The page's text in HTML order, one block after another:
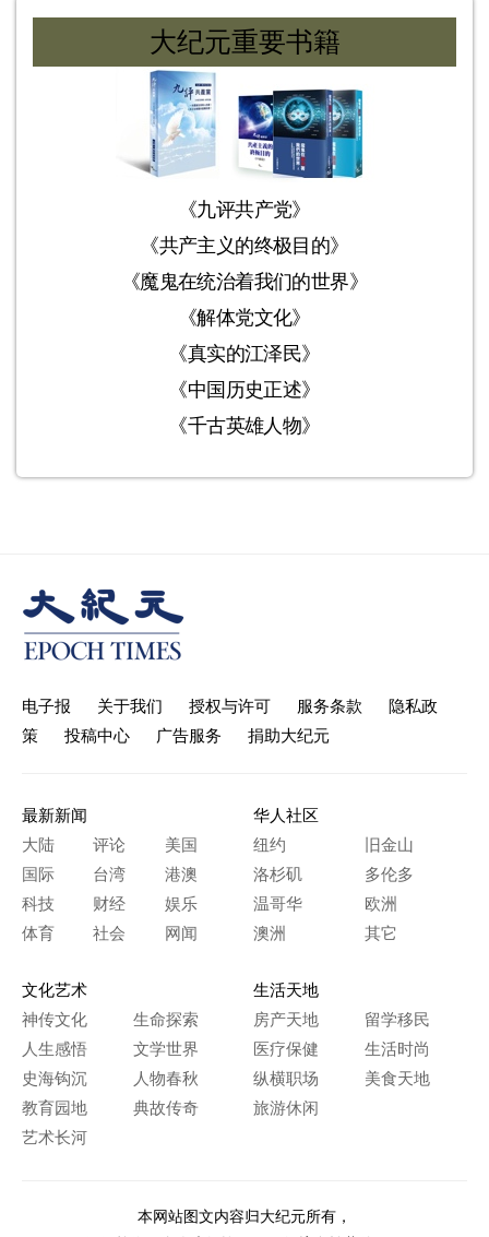
大纪元重要书籍
《九评共产党》
《共产主义的终极目的》
《魔鬼在统治着我们的世界》
《解体党文化》
《真实的江泽民》
《中国历史正述》
《千古英雄人物》
电子报 关于我们 授权与许可 服务条款
隐私政
策
投稿中心 广告服务 捐助大纪元
最新新闻
大陆
评论
美国
国际
台湾
港澳
科技
财经
娱乐
体育
社会 网闻
华人社区
纽约
旧金山
洛杉矶
多伦多
温哥华
欧洲
澳洲
其它
文化艺术
神传文化
生命探索
人生感悟
文学世界
史海钩沉
人物春秋
教育园地
典故传奇
艺术长河
生活天地
房产天地
留学移民
医疗保健
生活时尚
纵横职场
美食天地
旅游休闲
本网站图文内容归大纪元所有，